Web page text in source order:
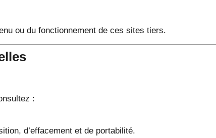
ou du fonctionnement de ces sites tiers.
:
d’effacement et de portabilité.